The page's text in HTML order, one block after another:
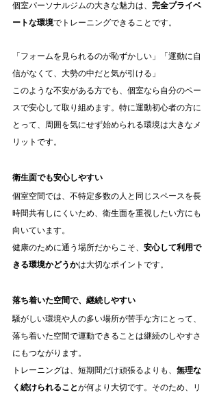
個室パーソナルジムの大きな魅力は、 完全プライベ
ートな環境でトレーニングできることです。
「フォームを見られるのが恥ずかしい」「運動に自
信がなくて、大勢の中だと気が引ける」
このような不安がある方でも、個室なら自分のペー
スで安心して取り組めます。特に運動初心者の方に
とって、周囲を気にせず始められる環境は大きなメ
リットです。
衛生面でも安心しやすい
個室空間では、不特定多数の人と同じスペースを長
時間共有しにくいため、衛生面を重視したい方にも
向いています。
健康のために通う場所だからこそ、 安心して利用で
きる環境かどうかは大切なポイントです。
落ち着いた空間で、継続しやすい
騒がしい環境や人の多い場所が苦手な方にとって、
落ち着いた空間で運動できることは継続のしやすさ
にもつながります。
トレーニングは、短期間だけ頑張るよりも、 無理な
く続けられることが何より大切です。そのため、リ